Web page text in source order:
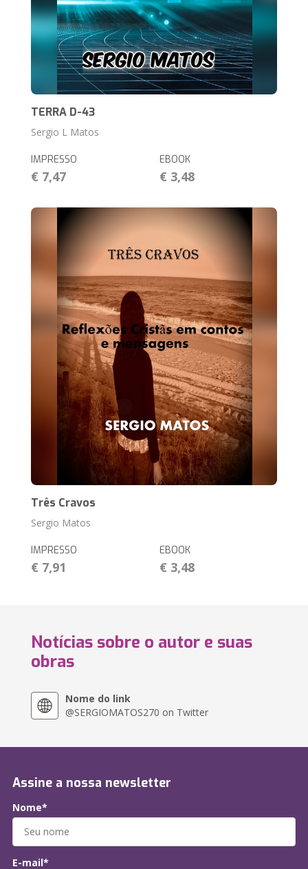
TERRA D-43
Sergio L Matos
IMPRESSO
€ 7,47
EBOOK
€ 3,48
Três Cravos
Sergio Matos
IMPRESSO
€ 7,91
EBOOK
€ 3,48
Notícias sobre o autor e suas
obras
Nome do link
@SERGIOMATOS270 on Twitter
Assine a nossa newsletter
Nome*
E-mail*